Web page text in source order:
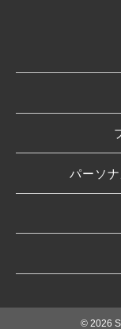
パーソ
© 2026